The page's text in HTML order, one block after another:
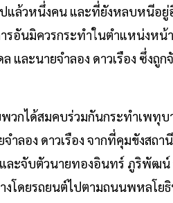
แล้วหนึ่งคน และที่ยังหลบหนีอ
อันมิควรกระทำในตำแหน่งหน้
ะนายจำลอง ดาวเรือง ซึ่งถูก
พวกได้สมคบร่วมกันกระทำเพทุ
ลอง ดาวเรือง จากที่คุมขังสถา
ละจับตัวนายทองอินทร์ ภูริพัฒ
งโดยรถยนต์ไปตามถนนพหลโย